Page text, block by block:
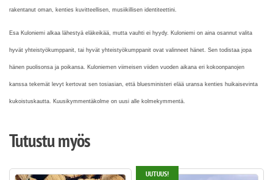
rakentanut oman, kenties kuvitteellisen, musiikillisen identiteettini.
Esa Kuloniemi alkaa lähestyä eläkeikää, mutta vauhti ei hyydy. Kuloniemi on aina osannut valita
hyvät yhteistyökumppanit, tai hyvät yhteistyökumppanit ovat valinneet hänet. Sen todistaa jopa
hänen puolisonsa ja poikansa. Kuloniemen viimeisen viiden vuoden aikana eri kokoonpanojen
kanssa tekemät levyt kertovat sen tosiasian, että bluesministeri elää uransa kenties huikaisevinta
kukoistuskautta. Kuusikymmentäkolme on uusi alle kolmekymmentä.
Tutustu myös
UUTUUS!